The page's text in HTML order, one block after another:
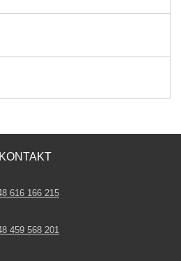
KONTAKT
616 166 215
459 568 201